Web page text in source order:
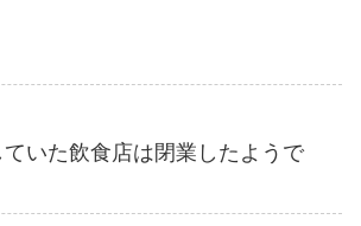
いた飲食店は閉業したようで